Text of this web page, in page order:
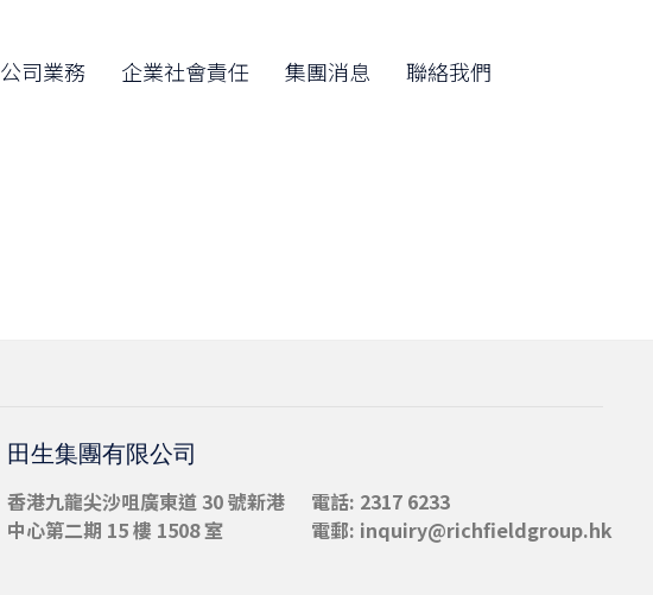
公司業務 企業社會責任 集團消息 聯絡我們
田生集團有限公司
香港九龍尖沙咀廣東道 30 號新港
中心第二期 15 樓 1508 室
電話: 2317 6233
電郵: inquiry@richfieldgroup.hk